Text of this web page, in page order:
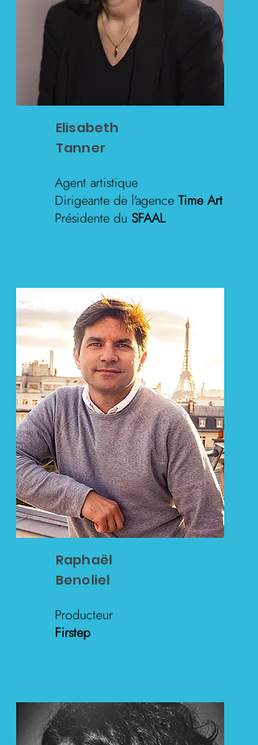
Elisabeth
Tanner
Agent artistique
Dirigeante de l'agence Time Art
Présidente du SFAAL
Raphaël
Benoliel
Producteur
Firstep